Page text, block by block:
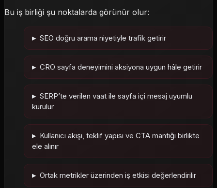
Bu iş birliği şu noktalarda görünür olur:
SEO doğru arama niyetiyle trafik getirir
CRO sayfa deneyimini aksiyona uygun hâle getirir
SERP’te verilen vaat ile sayfa içi mesaj uyumlu
kurulur
Kullanıcı akışı, teklif yapısı ve CTA mantığı birlikte
ele alınır
Ortak metrikler üzerinden iş etkisi değerlendirilir